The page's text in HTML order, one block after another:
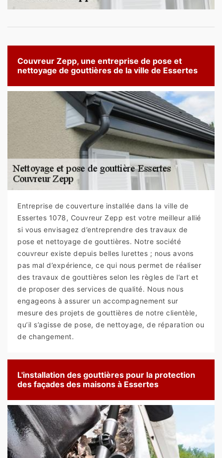
Couvreur Zepp, une entreprise de pose et
nettoyage de gouttières de la ville de Essertes
Entreprise de couverture installée dans la ville de
Essertes 1078, Couvreur Zepp est votre meilleur allié
si vous envisagez d’entreprendre des travaux de
pose et nettoyage de gouttières. Notre société
couvreur existe depuis belles lurettes ; nous avons
pas mal d’expérience, ce qui nous permet de réaliser
des travaux de gouttières selon les règles de l’art et
de proposer des services de qualité. Nous nous
engageons à assurer un accompagnement sur
mesure des projets de gouttières de notre clientèle,
qu’il s’agisse de pose, de nettoyage, de réparation ou
de changement.
L'installation des gouttières pour la protection
des façades des maisons à Essertes